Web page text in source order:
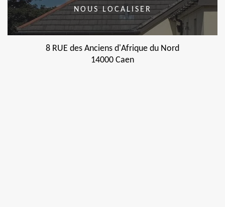
NOUS LOCALISER
8 RUE des Anciens d'Afrique du Nord
14000 Caen